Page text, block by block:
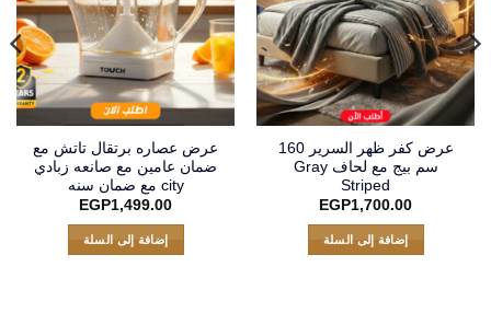
عرض كفر ظهر السرير 160
سم بيج مع لحاف Gray
Striped
EGP1,700.00
إضافة إلى السلة
عرض عصاره برتقال تاتش مع
ضمان عامين مع صانعه زبادي
city مع ضمان سنه
EGP1,499.00
إضافة إلى السلة